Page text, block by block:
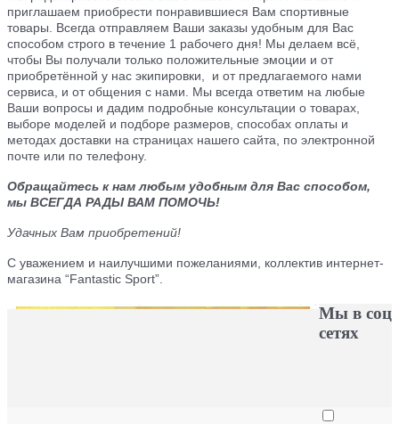
приглашаем приобрести понравившиеся Вам спортивные
товары. Всегда отправляем Ваши заказы удобным для Вас
способом строго в течение 1 рабочего дня! Мы делаем всё,
чтобы Вы получали только положительные эмоции и от
приобретённой у нас экипировки, и от предлагаемого нами
сервиса, и от общения с нами. Мы всегда ответим на любые
Ваши вопросы и дадим подробные консультации о товарах,
выборе моделей и подборе размеров, способах оплаты и
методах доставки на страницах нашего сайта, по электронной
почте или по телефону.
Обращайтесь к нам любым удобным для Вас способом,
мы ВСЕГДА РАДЫ ВАМ ПОМОЧЬ!
Удачных Вам приобретений!
С уважением и наилучшими пожеланиями, коллектив интернет-
магазина “Fantastic Sport”.
Мы в соц
сетях